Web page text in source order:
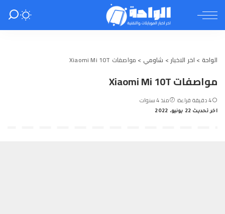
الواحة > اخر الاخبار > شاومي > مواصفات Xiaomi Mi 10T
مواصفات Xiaomi Mi 10T
4 دقيقة قراءة منذ 4 سنوات
اخر تحديث 22 يونيو، 2022